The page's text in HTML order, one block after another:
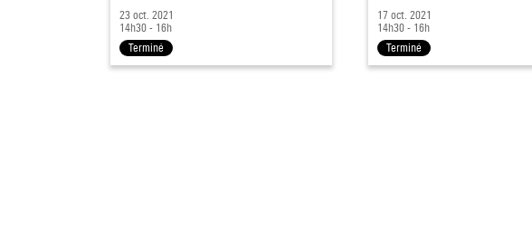
23 oct. 2021
14h30 - 16h
Terminé
17 oct. 2021
14h30 - 16h
Terminé